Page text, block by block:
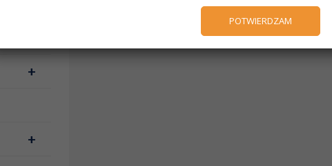
+
+
POTWIERDZAM